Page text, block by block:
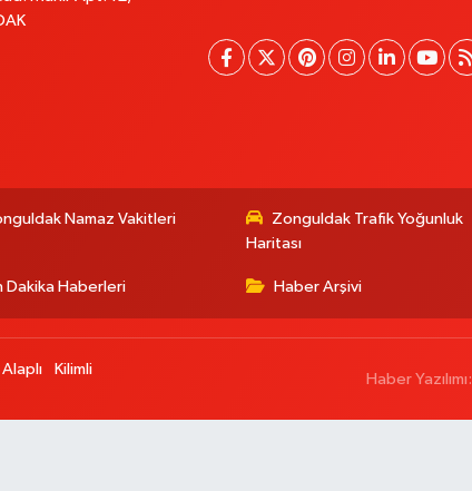
Namaz Vakitleri
Zonguldak Trafik Yoğunluk
Haritası
Dakika Haberleri Haber Arşivi
Alaplı Kilimli
Haber Yazılımı: